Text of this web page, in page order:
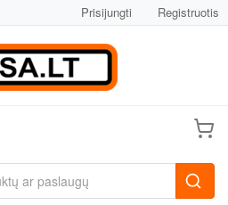
Prisijungti Registruotis